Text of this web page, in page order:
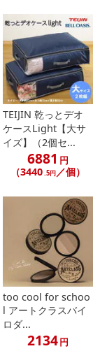
TEIJIN 乾っとデオ
ケースLight【大サ
イズ】（2個セ...
6881 円
（3440.5円／個）
too cool for schoo
l アートクラスバイ
ロダ...
2134円